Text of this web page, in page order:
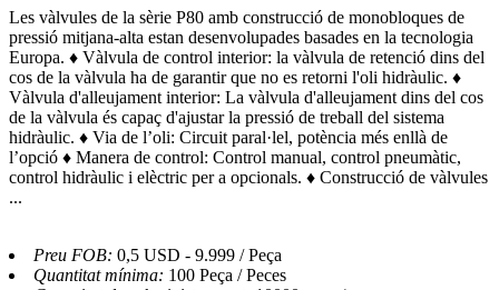
Les vàlvules de la sèrie P80 amb construcció de monobloques de
pressió mitjana-alta estan desenvolupades basades en la tecnologia
Europa. ♦ Vàlvula de control interior: la vàlvula de retenció dins del
cos de la vàlvula ha de garantir que no es retorni l'oli hidràulic. ♦
Vàlvula d'alleujament interior: La vàlvula d'alleujament dins del cos
de la vàlvula és capaç d'ajustar la pressió de treball del sistema
hidràulic. ♦ Via de l’oli: Circuit paral·lel, potència més enllà de
l’opció ♦ Manera de control: Control manual, control pneumàtic,
control hidràulic i elèctric per a opcionals. ♦ Construcció de vàlvules
...
Preu FOB: 0,5 USD - 9.999 / Peça
Quantitat mínima: 100 Peça / Peces